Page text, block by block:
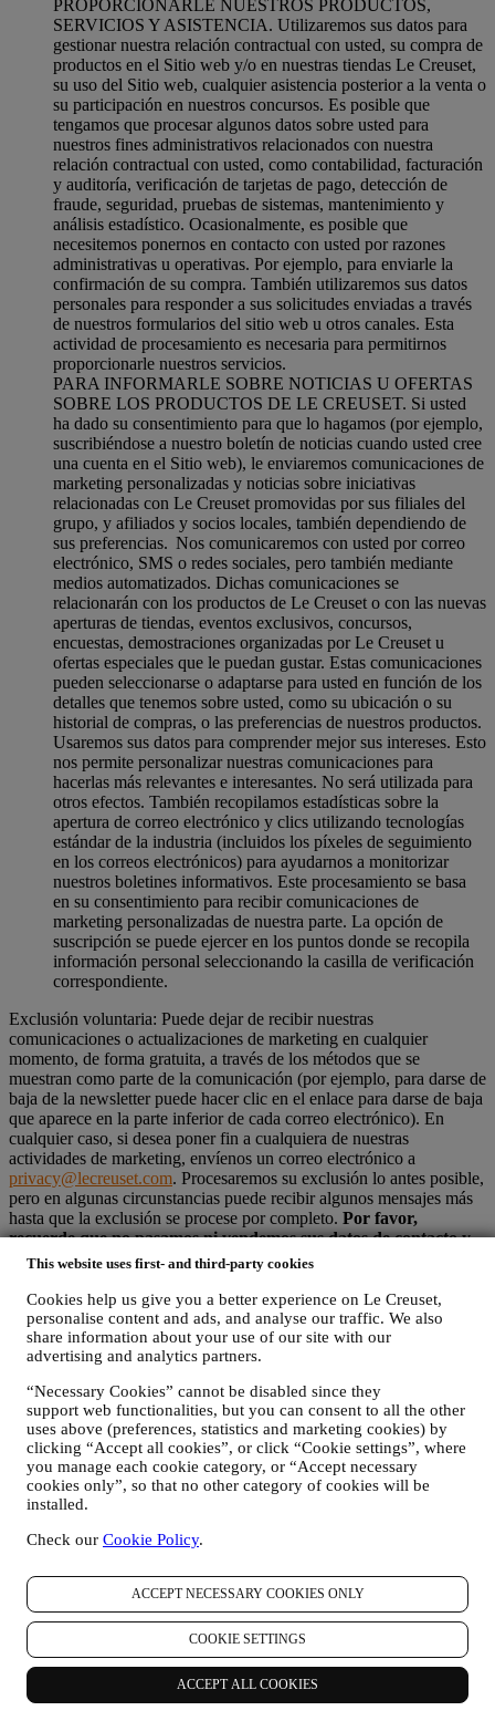
This website uses first- and third-party cookies
Cookies help us give you a better experience on Le Creuset,
personalise content and ads, and analyse our traffic. We also
share information about your use of our site with our
advertising and analytics partners.
“Necessary Cookies” cannot be disabled since they
support web functionalities, but you can consent to all the other
uses above (preferences, statistics and marketing cookies) by
clicking “Accept all cookies”, or click “Cookie settings”, where
you manage each cookie category, or “Accept necessary
cookies only”, so that no other category of cookies will be
installed.
Check our Cookie Policy.
ACCEPT NECESSARY COOKIES ONLY
COOKIE SETTINGS
ACCEPT ALL COOKIES
PROPORCIONARLE NUESTROS PRODUCTOS,
SERVICIOS Y ASISTENCIA. Utilizaremos sus datos para
gestionar nuestra relación contractual con usted, su compra de
productos en el Sitio web y/o en nuestras tiendas Le Creuset,
su uso del Sitio web, cualquier asistencia posterior a la venta o
su participación en nuestros concursos. Es posible que
tengamos que procesar algunos datos sobre usted para
nuestros fines administrativos relacionados con nuestra
relación contractual con usted, como contabilidad, facturación
y auditoría, verificación de tarjetas de pago, detección de
fraude, seguridad, pruebas de sistemas, mantenimiento y
análisis estadístico. Ocasionalmente, es posible que
necesitemos ponernos en contacto con usted por razones
administrativas u operativas. Por ejemplo, para enviarle la
confirmación de su compra. También utilizaremos sus datos
personales para responder a sus solicitudes enviadas a través
de nuestros formularios del sitio web u otros canales. Esta
actividad de procesamiento es necesaria para permitirnos
proporcionarle nuestros servicios.
PARA INFORMARLE SOBRE NOTICIAS U OFERTAS
SOBRE LOS PRODUCTOS DE LE CREUSET. Si usted
ha dado su consentimiento para que lo hagamos (por ejemplo,
suscribiéndose a nuestro boletín de noticias cuando usted cree
una cuenta en el Sitio web), le enviaremos comunicaciones de
marketing personalizadas y noticias sobre iniciativas
relacionadas con Le Creuset promovidas por sus filiales del
grupo, y afiliados y socios locales, también dependiendo de
sus preferencias. Nos comunicaremos con usted por correo
electrónico, SMS o redes sociales, pero también mediante
medios automatizados. Dichas comunicaciones se
relacionarán con los productos de Le Creuset o con las nuevas
aperturas de tiendas, eventos exclusivos, concursos,
encuestas, demostraciones organizadas por Le Creuset u
ofertas especiales que le puedan gustar. Estas comunicaciones
pueden seleccionarse o adaptarse para usted en función de los
detalles que tenemos sobre usted, como su ubicación o su
historial de compras, o las preferencias de nuestros productos.
Usaremos sus datos para comprender mejor sus intereses. Esto
nos permite personalizar nuestras comunicaciones para
hacerlas más relevantes e interesantes. No será utilizada para
otros efectos. También recopilamos estadísticas sobre la
apertura de correo electrónico y clics utilizando tecnologías
estándar de la industria (incluidos los píxeles de seguimiento
en los correos electrónicos) para ayudarnos a monitorizar
nuestros boletines informativos. Este procesamiento se basa
en su consentimiento para recibir comunicaciones de
marketing personalizadas de nuestra parte. La opción de
suscripción se puede ejercer en los puntos donde se recopila
información personal seleccionando la casilla de verificación
correspondiente.
Exclusión voluntaria: Puede dejar de recibir nuestras
comunicaciones o actualizaciones de marketing en cualquier
momento, de forma gratuita, a través de los métodos que se
muestran como parte de la comunicación (por ejemplo, para darse de
baja de la newsletter puede hacer clic en el enlace para darse de baja
que aparece en la parte inferior de cada correo electrónico). En
cualquier caso, si desea poner fin a cualquiera de nuestras
actividades de marketing, envíenos un correo electrónico a
privacy@lecreuset.com. Procesaremos su exclusión lo antes posible,
pero en algunas circunstancias puede recibir algunos mensajes más
hasta que la exclusión se procese por completo. Por favor,
recuerde que no pasamos ni vendemos sus datos de contacto y
otros datos personales a otras empresas para sus fines de
En caso de que haya comprado uno de nuestros productos, podemos
enviar un correo electrónico solicitando la opinión sobre sus
productos. Estamos interesados en las opiniones de los productos de
mejorar constantemente nuestros productos y servicios. Al final del
proceso de compra, también podemos invitarle a escribir su opinión
del producto. La opinión no es obligatoria, y usted es libre de
enviarla o no.
REORIENTACIÓN / ADAPTACIÓN DE NUESTRAS
OFERTAS Y MEJORA DE LA EXPERIENCIA DEL
CLIENTE Nos gustaría utilizar sus datos para adaptar
nuestros servicios y ofertas a sus necesidades y preferencias
para proporcionarle una experiencia de cliente personalizada
de Le Creuset. Lo haremos analizando sus hábitos o intereses,
por ejemplo, en relación con los productos más vistos, su
interacción con nosotros en las redes sociales, qué páginas de
nuestro sitio web visita, qué contenido de nuestras ofertas lee
usted. Lo hacemos principalmente a través de cookies y
tecnologías similares (incluidos los píxeles de seguimiento en